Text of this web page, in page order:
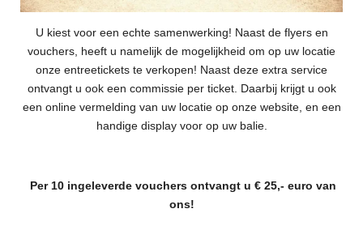
U kiest voor een echte samenwerking! Naast de flyers en
vouchers, heeft u namelijk de mogelijkheid om op uw locatie
onze entreetickets te verkopen! Naast deze extra service
ontvangt u ook een commissie per ticket. Daarbij krijgt u ook
een online vermelding van uw locatie op onze website, en een
handige display voor op uw balie.
Per 10 ingeleverde vouchers ontvangt u € 25,- euro van
ons!